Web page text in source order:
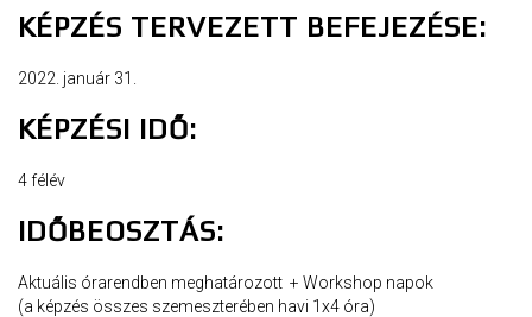
KÉPZÉS TERVEZETT BEFEJEZÉSE:
2022. január 31.
KÉPZÉSI IDŐ:
4 félév
IDŐBEOSZTÁS:
Aktuális órarendben meghatározott + Workshop napok
(a képzés összes szemeszterében havi 1x4 óra)